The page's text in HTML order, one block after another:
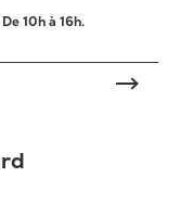
10h à 16h.